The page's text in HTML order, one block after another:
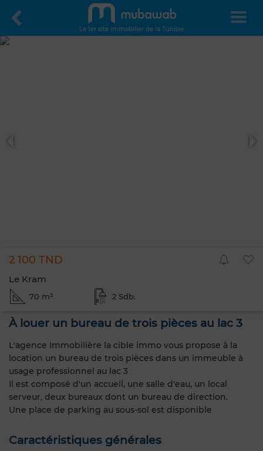
Le 1er site immobilier de la Tunisie
2 100 TND
Le Kram
70 m² 2 Sdb.
À louer un bureau de trois pièces au lac 3
L'agence Immobilière la cible immo vous propose à la
location un bureau de trois pièces dans un immeuble à
usage professionnel au lac 3
Il est composé d'un accueil, une salle d'eau, un local
serveur, deux bureaux dont un bureau de direction.
Une place de parking au sous-sol est disponible
Caractéristiques générales